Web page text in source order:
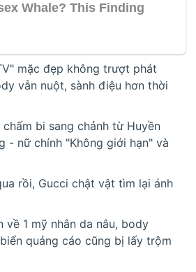
mặc đẹp không trượt phát
vẫn nuột, sành điệu hơn thời
bi sang chảnh từ Huyền
- nữ chính "Không giới hạn" và
rồi, Gucci chật vật tìm lại ánh
về 1 mỹ nhân da nâu, body
quảng cáo cũng bị lấy trộm